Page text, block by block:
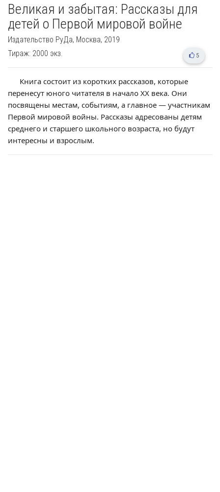
Великая и забытая: Рассказы для
детей о Первой мировой войне
Издательство РуДа, Москва, 2019
Тираж: 2000 экз.
5
Книга состоит из коротких рассказов, которые
перенесут юного читателя в начало XX века. Они
посвящены местам, событиям, а главное — участникам
Первой мировой войны. Рассказы адресованы детям
среднего и старшего школьного возраста, но будут
интересны и взрослым.